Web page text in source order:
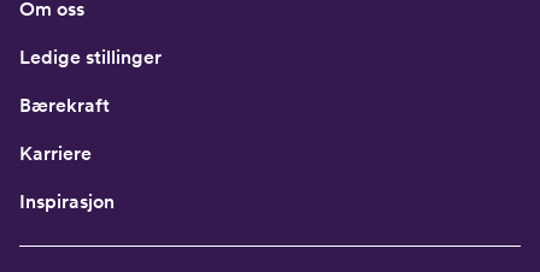
Om oss
Ledige stillinger
Bærekraft
Karriere
Inspirasjon